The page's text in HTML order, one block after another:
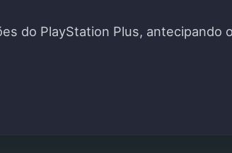
do PlayStation Plus, antecipando